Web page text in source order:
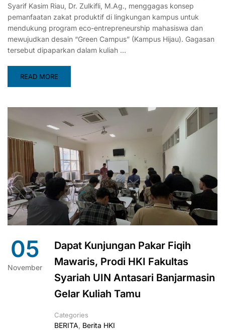
Syarif Kasim Riau, Dr. Zulkifli, M.Ag., menggagas konsep
pemanfaatan zakat produktif di lingkungan kampus untuk
mendukung program eco-entrepreneurship mahasiswa dan
mewujudkan desain “Green Campus” (Kampus Hijau). Gagasan
tersebut dipaparkan dalam kuliah …
READ MORE
05
November
Dapat Kunjungan Pakar Fiqih
Mawaris, Prodi HKI Fakultas
Syariah UIN Antasari Banjarmasin
Gelar Kuliah Tamu
Categories
BERITA, Berita HKI